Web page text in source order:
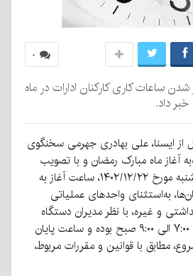
۰
ساعات کاری کارکنان ادارات در ماه
از ایسنا، علی بهادری جهرمی سخنگوی
آغاز ماه مبارک رمضان و با تصویب
هیئت وزیران، از روز سه‌شنبه مورخ ۱۴۰۲/۱۲/۲۲، ساعت آغاز به
به‌استثنای واحدهای عملیاتی
و غیره، با نظر مدیران دستگاه
به‌صورت شناور، از ساعت ۷:۰۰ الی ۹:۰۰ صبح بوده و ساعت پایان
مطابق با قوانین و مقررات مربوط،